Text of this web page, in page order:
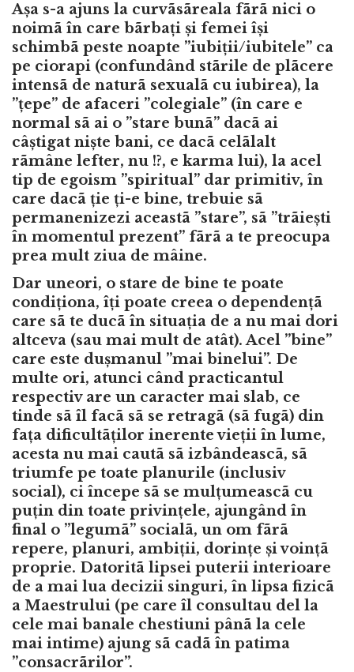
Așa s-a ajuns la curvãsãreala fãrã nici o
noimã în care bãrbați și femei își
schimbã peste noapte ”iubiții/iubitele” ca
pe ciorapi (confundând stãrile de plãcere
intensã de naturã sexualã cu iubirea), la
”țepe” de afaceri ”colegiale” (în care e
normal sã ai o ”stare bunã” dacã ai
câștigat niște bani, ce dacã celãlalt
rãmâne lefter, nu !?, e karma lui), la acel
tip de egoism ”spiritual” dar primitiv, în
care dacã ție ți-e bine, trebuie sã
permanenizezi aceastã ”stare”, sã ”trãiești
în momentul prezent” fãrã a te preocupa
prea mult ziua de mâine.
Dar uneori, o stare de bine te poate
condiționa, îți poate creea o dependențã
care sã te ducã în situația de a nu mai dori
altceva (sau mai mult de atât). Acel ”bine”
care este dușmanul ”mai binelui”. De
multe ori, atunci când practicantul
respectiv are un caracter mai slab, ce
tinde sã îl facã sã se retragã (sã fugã) din
fața dificultãților inerente vieții în lume,
acesta nu mai cautã sã izbândeascã, sã
triumfe pe toate planurile (inclusiv
social), ci începe sã se mulțumeascã cu
puțin din toate privințele, ajungând în
final o ”legumã” socialã, un om fãrã
repere, planuri, ambiții, dorințe și voințã
proprie. Datoritã lipsei puterii interioare
de a mai lua decizii singuri, în lipsa fizicã
a Maestrului (pe care îl consultau del la
cele mai banale chestiuni pânã la cele
mai intime) ajung sã cadã în patima
”consacrãrilor”.